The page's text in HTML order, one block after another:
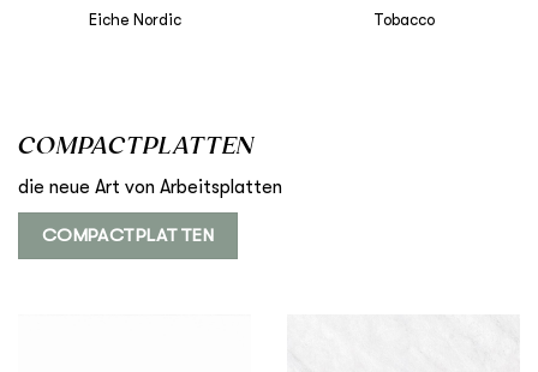
Eiche Nordic Tobacco
COMPACTPLATTEN
die neue Art von Arbeitsplatten
COMPACTPLATTEN